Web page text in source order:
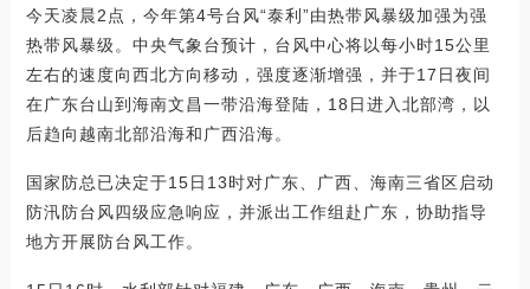
今天凌晨2点，今年第4号台风“泰利”由热带风暴级加强为强
热带风暴级。中央气象台预计，台风中心将以每小时15公里
左右的速度向西北方向移动，强度逐渐增强，并于17日夜间
在广东台山到海南文昌一带沿海登陆，18日进入北部湾，以
后趋向越南北部沿海和广西沿海。
国家防总已决定于15日13时对广东、广西、海南三省区启动
防汛防台风四级应急响应，并派出工作组赴广东，协助指导
地方开展防台风工作。